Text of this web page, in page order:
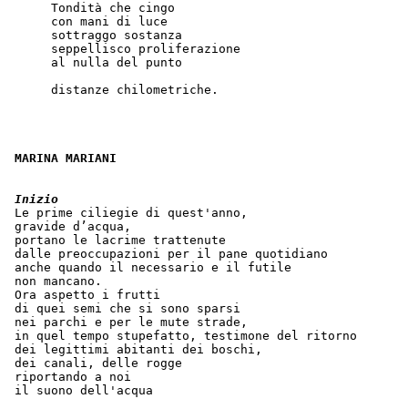
      Tondità che cingo
      con mani di luce
      sottraggo sostanza
      seppellisco proliferazione
      al nulla del punto
      distanze chilometriche.
MARINA MARIANI
Inizio
Le prime ciliegie di quest'anno,
gravide d’acqua,
portano le lacrime trattenute
dalle preoccupazioni per il pane quotidiano
anche quando il necessario e il futile
non mancano.
Ora aspetto i frutti
di quei semi che si sono sparsi
nei parchi e per le mute strade,
in quel tempo stupefatto, testimone del ritorno
dei legittimi abitanti dei boschi,
dei canali, delle rogge
riportando a noi
il suono dell'acqua